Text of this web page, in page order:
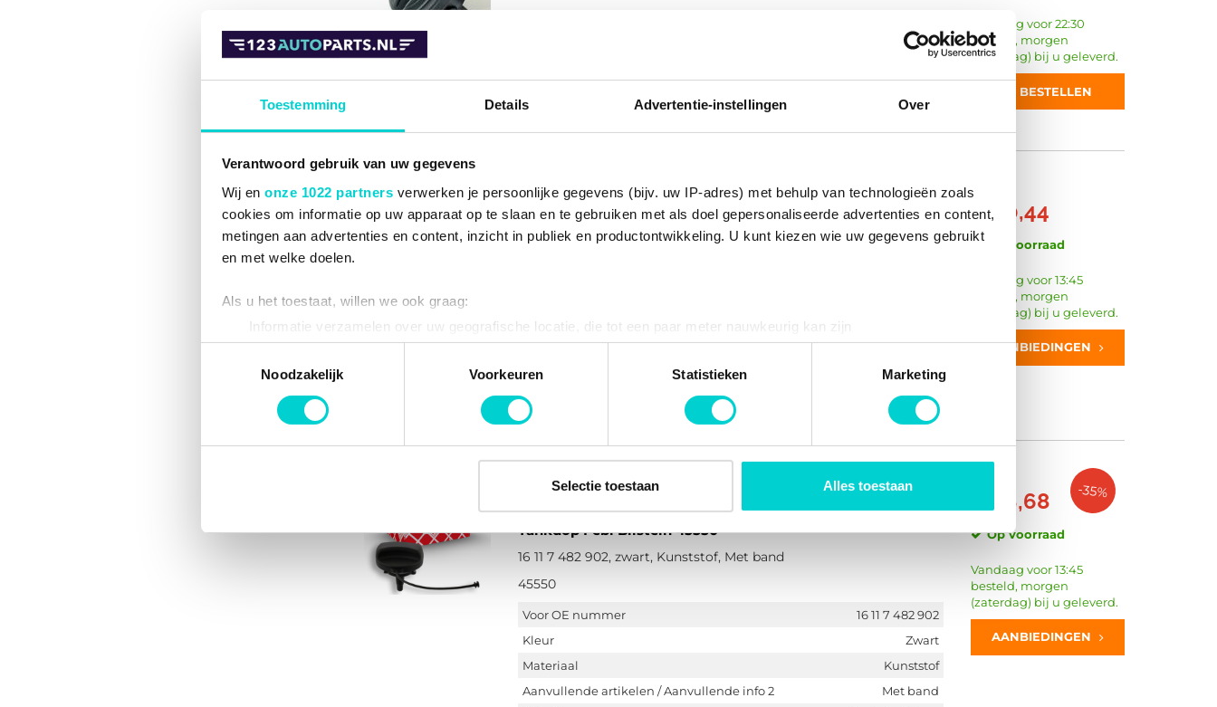
Toestemming Details Advertentie-instellingen Over
Verantwoord gebruik van uw gegevens
Wij en onze 1022 partners verwerken je persoonlijke gegevens (bijv. uw IP-adres) met behulp van technologieën zoals
cookies om informatie op uw apparaat op te slaan en te gebruiken met als doel gepersonaliseerde advertenties en content,
metingen aan advertenties en content, inzicht in publiek en productontwikkeling. U kunt kiezen wie uw gegevens gebruikt
en met welke doelen.
Als u het toestaat, willen we ook graag:
Informatie verzamelen over uw geografische locatie, die tot een paar meter nauwkeurig kan zijn
Uw apparaat identificeren door het actief te scannen op specifieke eigenschappen (fingerprinting)
Lees meer over hoe uw persoonlijke gegevens worden verwerkt en stel uw voorkeuren in het
detailgedeeltein. U kunt uw
toestemming op elk moment wijzigen of intrekken in de Cookieverklaring.
websiteverkeer te analyseren. Ook delen we informatie over uw gebruik van onze site met onze partners voor social
media, adverteren en analyse. Deze partners kunnen deze gegevens combineren met andere informatie die u aan ze heeft
Noodzakelijk
Voorkeuren Statistieken Marketing
Selectie toestaan Alles toestaan
Vandaag voor 22:30
besteld, morgen
(zaterdag) bij u geleverd.
BESTELLEN
Tankdop Valeo 247601
247601
Vergrendelingsysteem
Met sleutel
Aanvullende artikelen / Aanvullende info 2
Met ontluchtingsklep
Vanaf
€ 30,44
Op voorraad
Vandaag voor 13:45
besteld, morgen
(zaterdag) bij u geleverd.
AANBIEDINGEN
Tankdop Febi Bilstein 45550
16 11 7 482 902, zwart, Kunststof, Met band
45550
Voor OE nummer
16 11 7 482 902
Kleur
Zwart
Materiaal
Kunststof
Aanvullende artikelen / Aanvullende info 2
Met band
€ 18,68 -35%
Op voorraad
Vandaag voor 13:45
besteld, morgen
(zaterdag) bij u geleverd.
AANBIEDINGEN